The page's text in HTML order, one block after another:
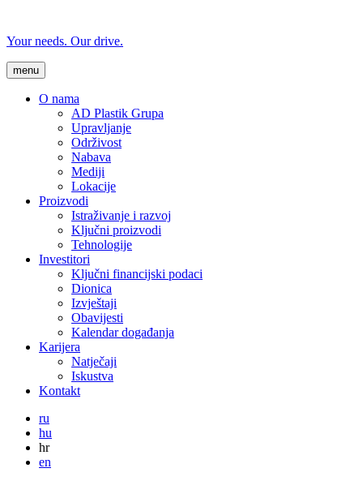
Your needs. Our drive.
menu
O nama
AD Plastik Grupa
Upravljanje
Održivost
Nabava
Mediji
Lokacije
Proizvodi
Istraživanje i razvoj
Ključni proizvodi
Tehnologije
Investitori
Ključni financijski podaci
Dionica
Izvještaji
Obavijesti
Kalendar događanja
Karijera
Natječaji
Iskustva
Kontakt
ru
hu
hr
en